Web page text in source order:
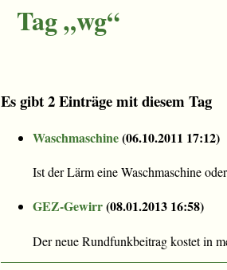
Tag „wg“
Es gibt 2 Einträge mit diesem Tag
Waschmaschine(06.10.2011 17:12)
Ist der Lärm eine Waschmaschine
GEZ-Gewirr(08.01.2013 16:58)
Der neue Rundfunkbeitrag kostet in